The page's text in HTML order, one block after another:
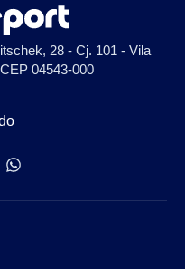
28 - Cj. 101 - Vila
04543-000